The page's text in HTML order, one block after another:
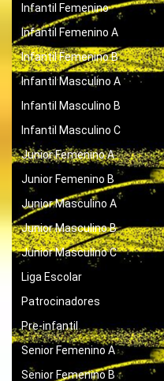
Infantil Femenino
Infantil Femenino A
Infantil Femenino B
Infantil Masculino A
Infantil Masculino B
Infantil Masculino C
Junior Femenino A
Junior Femenino B
Junior Masculino A
Junior Masculino B
Junior Masculino C
Liga Escolar
Patrocinadores
Pre-infantil
Senior Femenino A
Senior Femenino B